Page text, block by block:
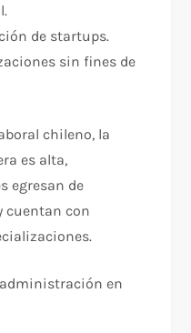
de startups.
sin fines de
chileno, la
es alta,
egresan de
cuentan con
en